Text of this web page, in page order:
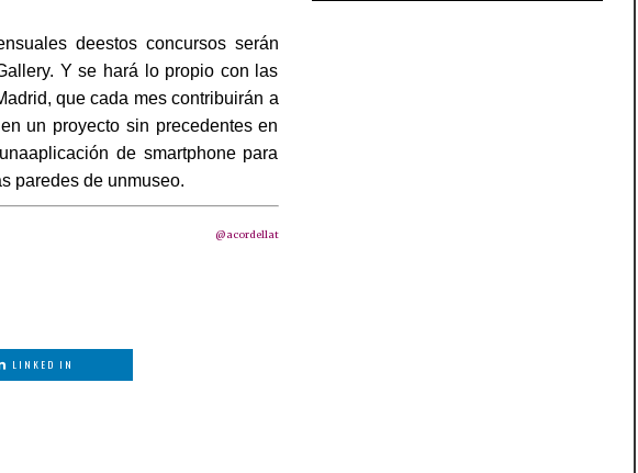
deestos concursos serán
Y se hará lo propio con las
que cada mes contribuirán a
un proyecto sin precedentes en
de smartphone para
paredes de unmuseo.
@acordellat
LINKED IN